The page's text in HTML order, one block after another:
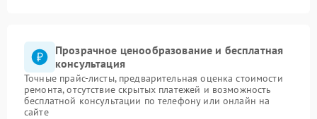
Прозрачное ценообразование и бесплатная
консультация
Точные прайс-листы, предварительная оценка стоимости
ремонта, отсутствие скрытых платежей и возможность
бесплатной консультации по телефону или онлайн на
сайте